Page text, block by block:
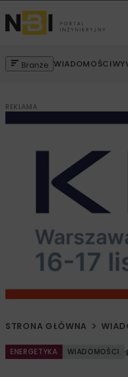
Branże WIADOMOŚCI
REKLAMA
STRONA GŁÓWNA
ENERGETYKA WIADOMOŚCI